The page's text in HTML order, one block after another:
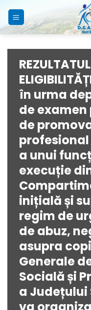
content
în urma
de
de
a unui
execuție
inițială și
regim de
de abuz,
asupra
Generale
Socială și
a Județului